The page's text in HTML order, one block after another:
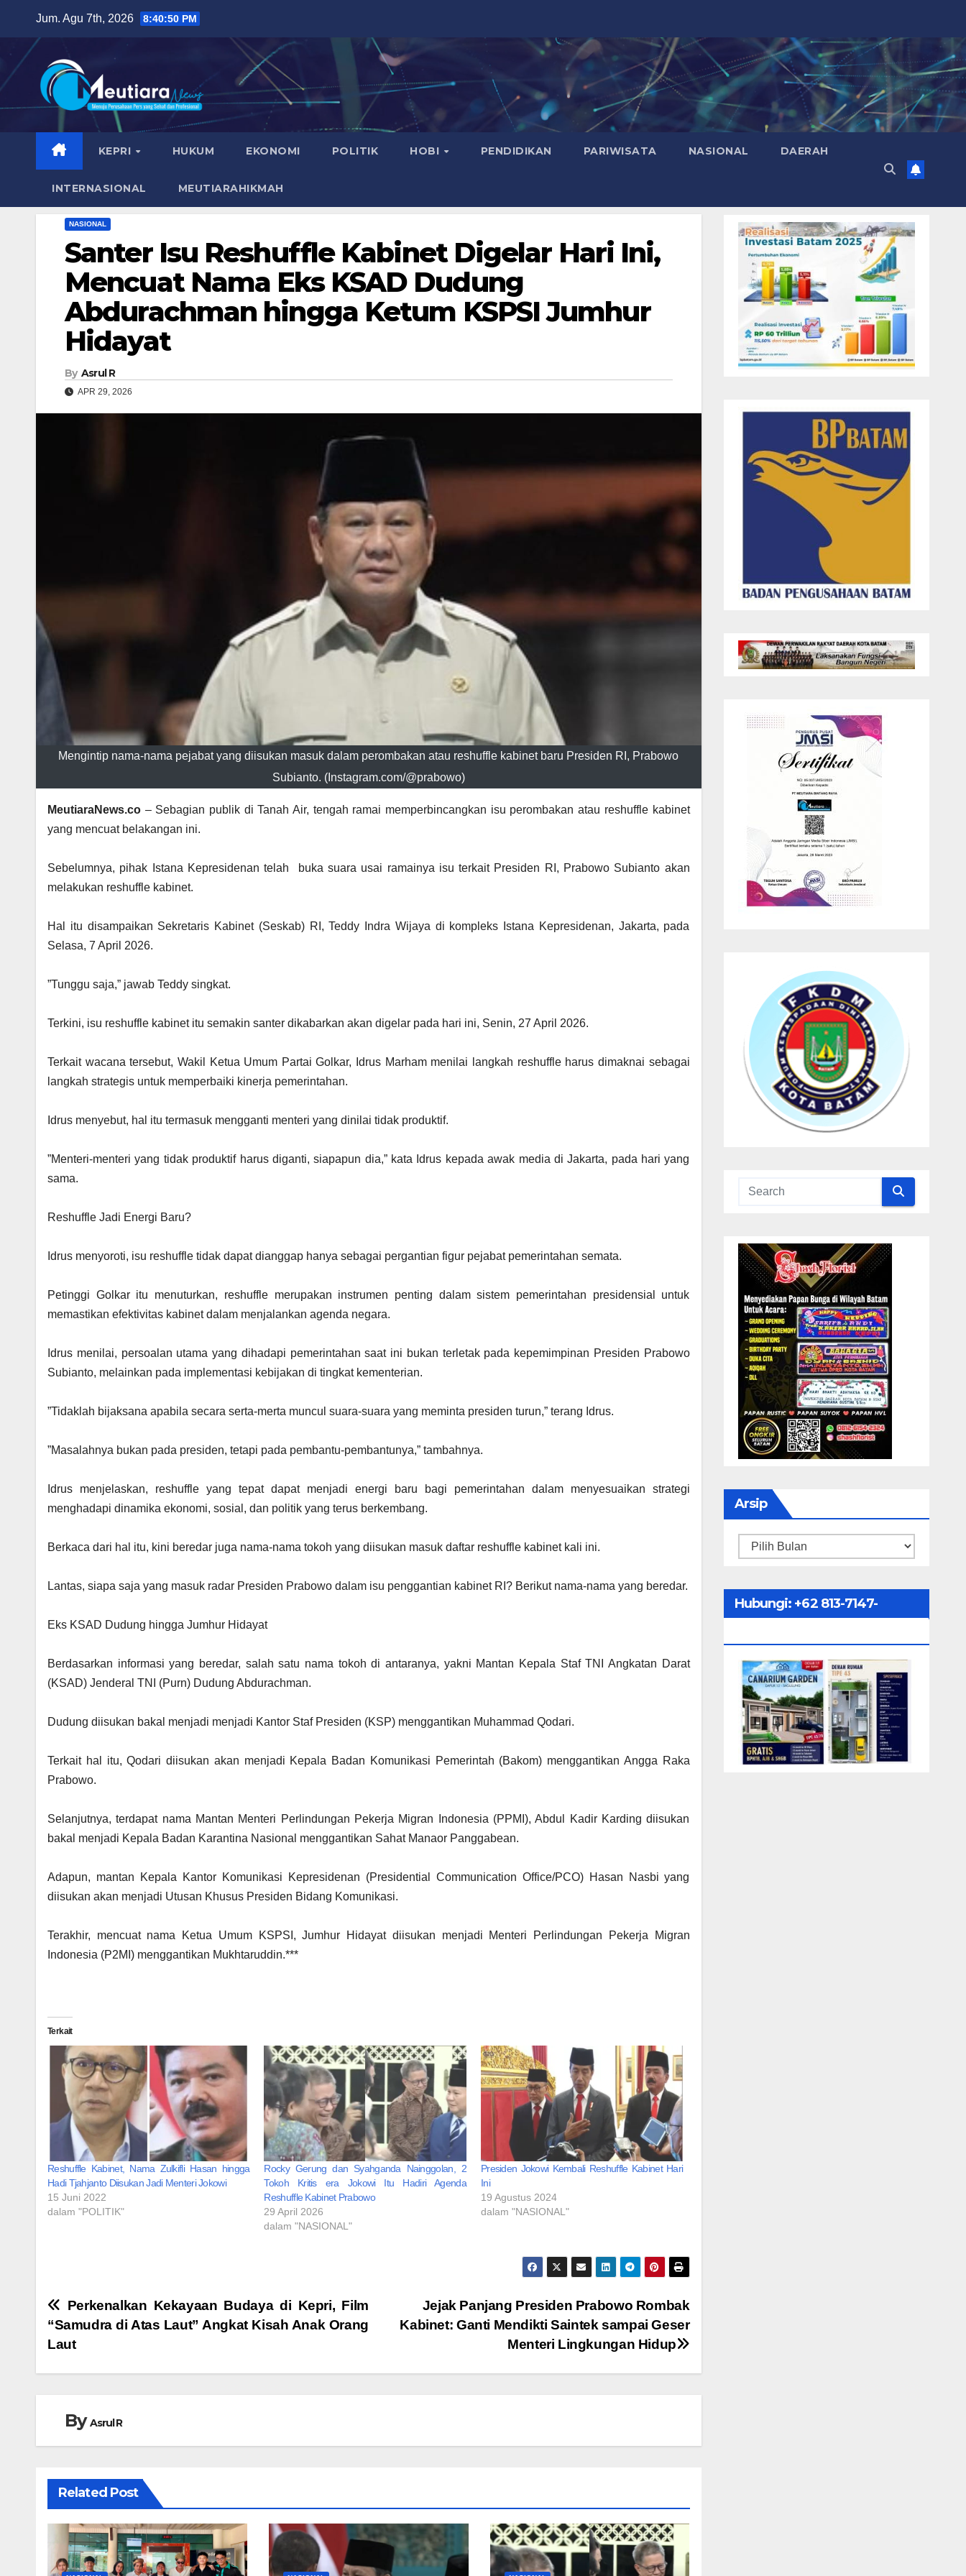
content
Jum. Agu 7th, 2026 8:40:51 PM
KEPRI HUKUM EKONOMI POLITIK HOBI PENDIDIKAN PARIWISATA NASIONAL DAERAH
INTERNASIONAL MEUTIARAHIKMAH
NASIONAL
Santer Isu Reshuffle Kabinet Digelar Hari Ini,
Mencuat Nama Eks KSAD Dudung
Abdurachman hingga Ketum KSPSI Jumhur
Hidayat ‎
By Asrul R
APR 29, 2026
Mengintip nama-nama pejabat yang diisukan masuk dalam perombakan atau reshuffle kabinet baru Presiden RI, Prabowo
Subianto. (Instagram.com/@prabowo)
MeutiaraNews.co – Sebagian publik di Tanah Air, tengah ramai memperbincangkan isu perombakan atau reshuffle kabinet
yang mencuat belakangan ini.
‎Sebelumnya, pihak Istana Kepresidenan telah buka suara usai ramainya isu terkait Presiden RI, Prabowo Subianto akan
melakukan reshuffle kabinet.
‎Hal itu disampaikan Sekretaris Kabinet (Seskab) RI, Teddy Indra Wijaya di kompleks Istana Kepresidenan, Jakarta, pada
Selasa, 7 April 2026.
‎”Tunggu saja,” jawab Teddy singkat.
‎Terkini, isu reshuffle kabinet itu semakin santer dikabarkan akan digelar pada hari ini, Senin, 27 April 2026.
‎Terkait wacana tersebut, Wakil Ketua Umum Partai Golkar, Idrus Marham menilai langkah reshuffle harus dimaknai sebagai
langkah strategis untuk memperbaiki kinerja pemerintahan.
‎Idrus menyebut, hal itu termasuk mengganti menteri yang dinilai tidak produktif.
‎”Menteri-menteri yang tidak produktif harus diganti, siapapun dia,” kata Idrus kepada awak media di Jakarta, pada hari yang
sama.
‎Reshuffle Jadi Energi Baru?
‎Idrus menyoroti, isu reshuffle tidak dapat dianggap hanya sebagai pergantian figur pejabat pemerintahan semata.
‎Petinggi Golkar itu menuturkan, reshuffle merupakan instrumen penting dalam sistem pemerintahan presidensial untuk
memastikan efektivitas kabinet dalam menjalankan agenda negara.
‎Idrus menilai, persoalan utama yang dihadapi pemerintahan saat ini bukan terletak pada kepemimpinan Presiden Prabowo
Subianto, melainkan pada implementasi kebijakan di tingkat kementerian.
‎”Tidaklah bijaksana apabila secara serta-merta muncul suara-suara yang meminta presiden turun,” terang Idrus.
‎”Masalahnya bukan pada presiden, tetapi pada pembantu-pembantunya,” tambahnya.
‎Idrus menjelaskan, reshuffle yang tepat dapat menjadi energi baru bagi pemerintahan dalam menyesuaikan strategi
menghadapi dinamika ekonomi, sosial, dan politik yang terus berkembang.
‎Berkaca dari hal itu, kini beredar juga nama-nama tokoh yang diisukan masuk daftar reshuffle kabinet kali ini.
‎Lantas, siapa saja yang masuk radar Presiden Prabowo dalam isu penggantian kabinet RI? Berikut nama-nama yang beredar.
‎Eks KSAD Dudung hingga Jumhur Hidayat
‎Berdasarkan informasi yang beredar, salah satu nama tokoh di antaranya, yakni Mantan Kepala Staf TNI Angkatan Darat
(KSAD) Jenderal TNI (Purn) Dudung Abdurachman.
‎Dudung diisukan bakal menjadi menjadi Kantor Staf Presiden (KSP) menggantikan Muhammad Qodari.
‎Terkait hal itu, Qodari diisukan akan menjadi Kepala Badan Komunikasi Pemerintah (Bakom) menggantikan Angga Raka
Prabowo.
‎Selanjutnya, terdapat nama Mantan Menteri Perlindungan Pekerja Migran Indonesia (PPMI), Abdul Kadir Karding diisukan
bakal menjadi Kepala Badan Karantina Nasional menggantikan Sahat Manaor Panggabean.
‎Adapun, mantan Kepala Kantor Komunikasi Kepresidenan (Presidential Communication Office/PCO) Hasan Nasbi yang
diisukan akan menjadi Utusan Khusus Presiden Bidang Komunikasi.
‎Terakhir, mencuat nama Ketua Umum KSPSI, Jumhur Hidayat diisukan menjadi Menteri Perlindungan Pekerja Migran
Indonesia (P2MI) menggantikan Mukhtaruddin.***
Terkait
Reshuffle Kabinet, Nama Zulkifli Hasan hingga
Hadi Tjahjanto Diisukan Jadi Menteri Jokowi
15 Juni 2022
dalam "POLITIK"
Rocky Gerung dan Syahganda Nainggolan, 2
Tokoh Kritis era Jokowi Itu Hadiri Agenda
Reshuffle Kabinet Prabowo
29 April 2026
dalam "NASIONAL"
Presiden Jokowi Kembali Reshuffle Kabinet Hari
Ini
19 Agustus 2024
dalam "NASIONAL"
Navigasi
pos
Jejak Panjang Presiden Prabowo Rombak
Kabinet: Ganti Mendikti Saintek sampai Geser
Menteri Lingkungan Hidup
Perkenalkan Kekayaan Budaya di Kepri, Film
“Samudra di Atas Laut” Angkat Kisah Anak Orang
Laut
ByAsrul R
Related Post
Arsip
Arsip
Hubungi: ‪+62 813-7147-